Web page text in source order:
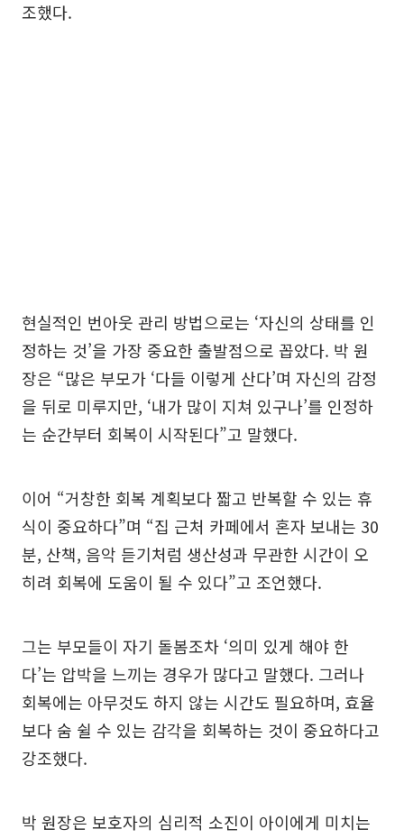
조했다.
현실적인 번아웃 관리 방법으로는 ‘자신의 상태를 인
정하는 것’을 가장 중요한 출발점으로 꼽았다. 박 원
장은 “많은 부모가 ‘다들 이렇게 산다’며 자신의 감정
을 뒤로 미루지만, ‘내가 많이 지쳐 있구나’를 인정하
는 순간부터 회복이 시작된다”고 말했다.
이어 “거창한 회복 계획보다 짧고 반복할 수 있는 휴
식이 중요하다”며 “집 근처 카페에서 혼자 보내는 30
분, 산책, 음악 듣기처럼 생산성과 무관한 시간이 오
히려 회복에 도움이 될 수 있다”고 조언했다.
그는 부모들이 자기 돌봄조차 ‘의미 있게 해야 한
다’는 압박을 느끼는 경우가 많다고 말했다. 그러나
회복에는 아무것도 하지 않는 시간도 필요하며, 효율
보다 숨 쉴 수 있는 감각을 회복하는 것이 중요하다고
강조했다.
박 원장은 보호자의 심리적 소진이 아이에게 미치는